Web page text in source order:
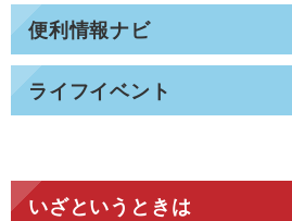
便利情報ナビ
ライフイベント
いざというときは